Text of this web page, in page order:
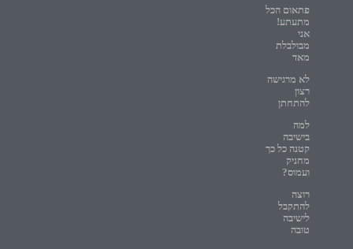
פתאום הכל
מתעתע!
אני
מבולבלת
מאד
לא מרגישה
רצון
להתחתן
למה
בישיבה
קטנה כל כך
מחניק
ועמוס?
רוצה
להתקבל
לישיבה
טובה